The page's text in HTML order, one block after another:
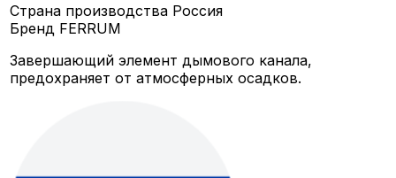
Страна производства Россия
Бренд FERRUM
Завершающий элемент дымового канала,
предохраняет от атмосферных осадков.